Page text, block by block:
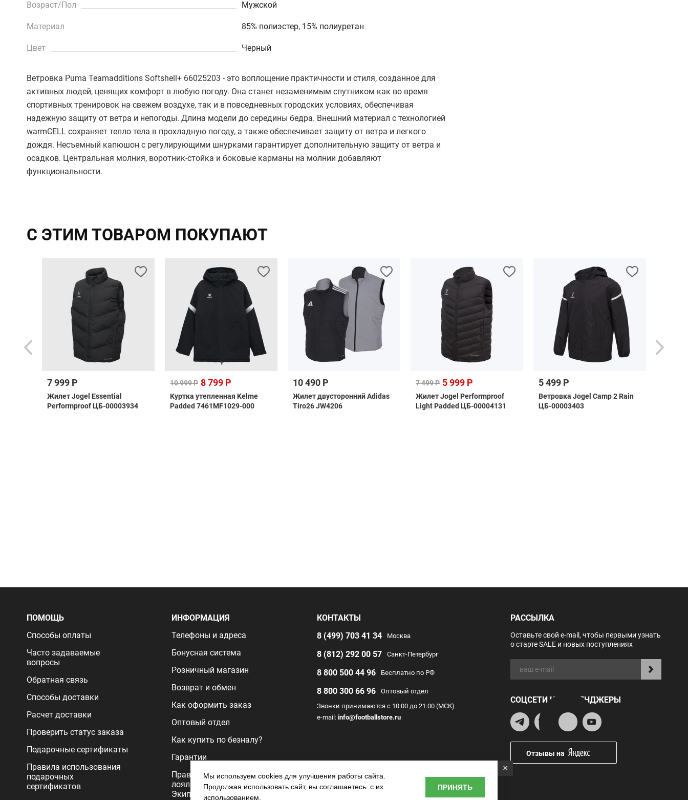
Возраст/Пол Мужской
Материал 85% полиэстер, 15% полиуретан
Цвет Черный
Ветровка Puma Teamadditions Softshell+ 66025203 - это воплощение практичности и стиля, созданное для
активных людей, ценящих комфорт в любую погоду. Она станет незаменимым спутником как во время
спортивных тренировок на свежем воздухе, так и в повседневных городских условиях, обеспечивая
надежную защиту от ветра и непогоды. Длина модели до середины бедра. Внешний материал с технологией
warmCELL сохраняет тепло тела в прохладную погоду, а также обеспечивает защиту от ветра и легкого
дождя. Несъемный капюшон с регулирующими шнурками гарантирует дополнительную защиту от ветра и
осадков. Центральная молния, воротник-стойка и боковые карманы на молнии добавляют
функциональности.
С ЭТИМ ТОВАРОМ ПОКУПАЮТ
7 999 Р
Жилет Jogel Essential
Performproof ЦБ-00003934
10 999 Р 8 799 Р
Куртка утепленная Kelme
Padded 7461MF1029-000
10 490 Р
Жилет двусторонний Adidas
Tiro26 JW4206
7 499 Р 5 999 Р
Жилет Jogel Performproof
Light Padded ЦБ-00004131
5 499 Р
Ветровка Jogel Camp 2 Rain
ЦБ-00003403
ПОМОЩЬ
Способы оплаты
Часто задаваемые
вопросы
Обратная связь
Способы доставки
Расчет доставки
Проверить статус заказа
Подарочные сертификаты
Правила использования
подарочных
сертификатов
ИНФОРМАЦИЯ
Телефоны и адреса
Бонусная система
Розничный магазин
Возврат и обмен
Как оформить заказ
Оптовый отдел
Как купить по безналу?
Гарантии
Правила программы
лояльности
Экипировочного центра
КОНТАКТЫ
8 (499) 703 41 34
Москва
8 (812) 292 00 57 Санкт-Петербург
8 800 500 44 96 Бесплатно по РФ
8 800 300 66 96
Оптовый отдел
Звонки принимаются с 10:00 до 21:00 (МСК)
e-mail: info@footballstore.ru
РАССЫЛКА
Оставьте свой e-mail, чтобы первыми узнать
о старте SALE и новых поступлениях
СОЦСЕТИ И МЕССЕНДЖЕРЫ
Отзывы на
×
Мы используем cookies для улучшения работы сайта.
Продолжая использовать сайт, вы соглашаетесь с их
использованием.
ПРИНЯТЬ